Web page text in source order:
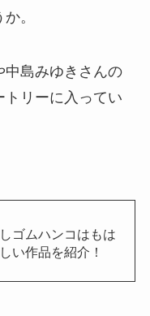
。
中島みゆきさんの
リーに入ってい
ゴムハンコはもは
い作品を紹介！